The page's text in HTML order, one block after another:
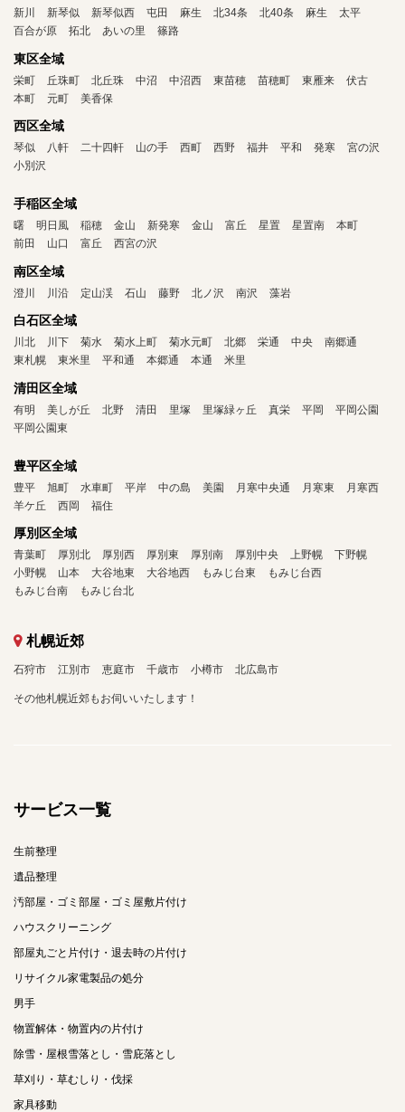
新川 新琴似 新琴似西 屯田 麻生 北34条 北40条 麻生
太平
百合が原
拓北 あいの里 篠路
東区全域
栄町 丘珠町 北丘珠 中沼 中沼西 東苗穂 苗穂町 東雁来
伏古
本町
元町 美香保
西区全域
琴似 八軒 二十四軒 山の手 西町 西野 福井 平和 発寒
宮の沢
小別沢
手稲区全域
曙 明日風 稲穂 金山 新発寒 金山 富丘 星置 星置南
本町
前田
山口 富丘 西宮の沢
南区全域
澄川 川沿 定山渓 石山 藤野 北ノ沢 南沢 藻岩
白石区全域
川北 川下 菊水 菊水上町 菊水元町 北郷 栄通 中央
南郷通
東札幌
東米里 平和通 本郷通 本通 米里
清田区全域
有明 美しが丘 北野 清田 里塚 里塚緑ヶ丘 真栄 平岡
平岡公園
平岡公園東
豊平区全域
豊平 旭町 水車町 平岸 中の島 美園 月寒中央通 月寒東
月寒西
羊ケ丘
西岡 福住
厚別区全域
青葉町 厚別北 厚別西 厚別東 厚別南 厚別中央 上野幌
下野幌
小野幌
山本 大谷地東 大谷地西 もみじ台東
もみじ台西
もみじ台南
もみじ台北
札幌近郊
石狩市 江別市 恵庭市 千歳市 小樽市 北広島市
その他札幌近郊もお伺いいたします！
サービス一覧
生前整理
遺品整理
汚部屋・ゴミ部屋・ゴミ屋敷片付け
ハウスクリーニング
部屋丸ごと片付け・退去時の片付け
リサイクル家電製品の処分
男手
物置解体・物置内の片付け
除雪・屋根雪落とし・雪庇落とし
草刈り・草むしり・伐採
家具移動